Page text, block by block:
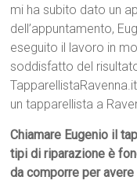
mi ha subito dato un
dell’appuntamento,
eseguito il lavoro in
soddisfatto del
un tapparellista a
Chiamare Eugenio il
tipi di riparazione è
da comporre per